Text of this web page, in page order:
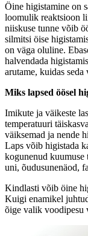
Öine higistamine on
loomulik reaktsioon
niiskuse tunne võib
silmitsi öise
on väga oluline.
halvendada
arutame, kuidas seda
Miks lapsed öösel
Imikute ja väikeste
temperatuuri
väiksemad ja nende
Laps võib higistada
kogunenud
uni, õudusunenäod,
Kindlasti võib öine
Kuigi enamikel
õige valik voodipesu